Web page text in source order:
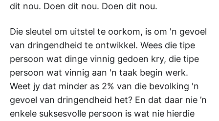
dit nou. Doen dit nou. Doen dit nou.
Die sleutel om uitstel te oorkom, is om 'n gevoel
van dringendheid te ontwikkel. Wees die tipe
persoon wat dinge vinnig gedoen kry, die tipe
persoon wat vinnig aan 'n taak begin werk.
Weet jy dat minder as 2% van die bevolking 'n
gevoel van dringendheid het? En dat daar nie ’n
enkele suksesvolle persoon is wat nie hierdie